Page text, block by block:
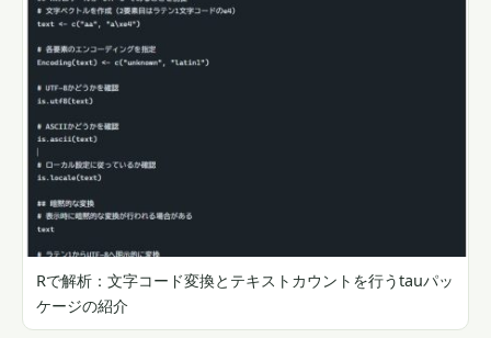
Rで解析：文字コード変換とテキストカウントを行うtauパッ
ケージの紹介